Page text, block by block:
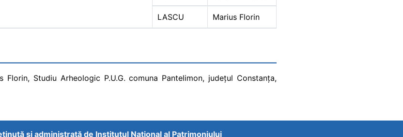
LASCU Marius Florin
Florin, Studiu Arheologic P.U.G. comuna Pantelimon, județul Constanța,
şi administrată de Institutul Național al Patrimoniului